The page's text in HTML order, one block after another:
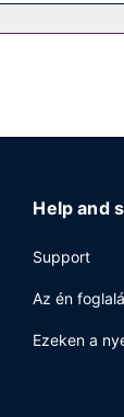
egy
felár
Help and
Support
Az én
Ezeken a